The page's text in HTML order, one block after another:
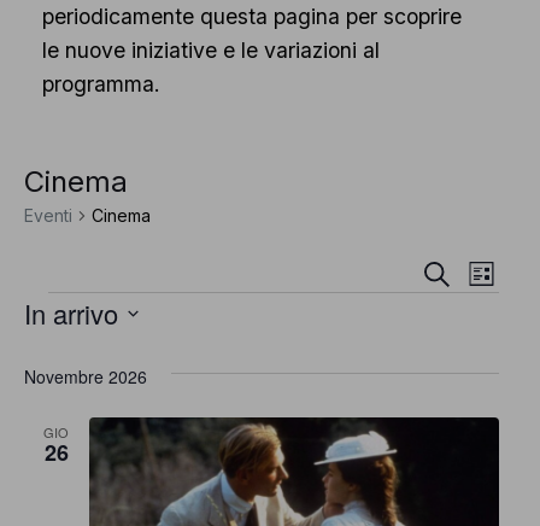
periodicamente questa pagina per scoprire
le nuove iniziative e le variazioni al
programma.
Cinema
Eventi Cinema
E
e
CercaE
Lista
E
v
In arrivo
la
Novembre 2026
GIO
26